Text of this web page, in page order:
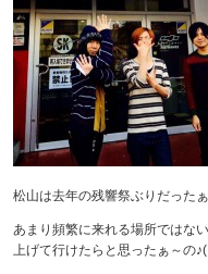
松山は去年の残響祭ぶりだった
あまり頻繁に来れる場所ではな
上げて行けたらと思ったぁ～の♪(